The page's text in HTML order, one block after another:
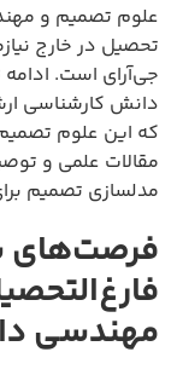
علوم تصمیم و
تحصیل در خارج
جی‌آرای است.
دانش کارشناسی
که این علوم
مقالات علمی و
مدلسازی تصمیم
فرصت‌های
مهندسی